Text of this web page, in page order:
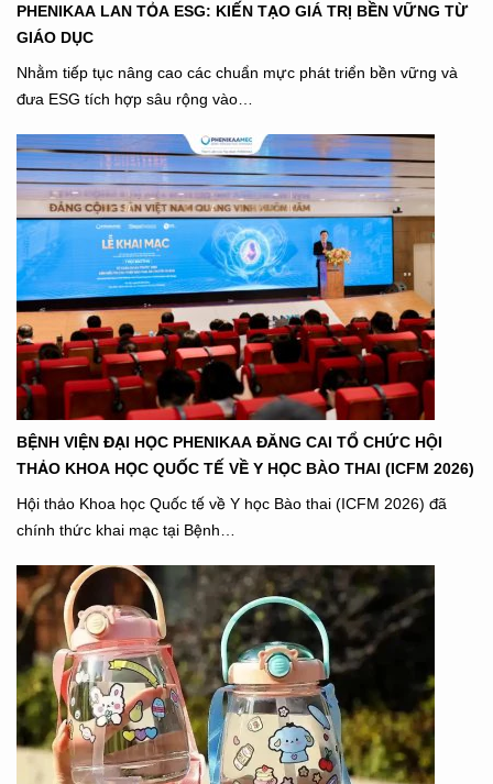
PHENIKAA LAN TỎA ESG: KIẾN TẠO GIÁ TRỊ BỀN VỮNG TỪ
GIÁO DỤC
Nhằm tiếp tục nâng cao các chuẩn mực phát triển bền vững và
đưa ESG tích hợp sâu rộng vào…
BỆNH VIỆN ĐẠI HỌC PHENIKAA ĐĂNG CAI TỔ CHỨC HỘI
THẢO KHOA HỌC QUỐC TẾ VỀ Y HỌC BÀO THAI (ICFM 2026)
Hội thảo Khoa học Quốc tế về Y học Bào thai (ICFM 2026) đã
chính thức khai mạc tại Bệnh…